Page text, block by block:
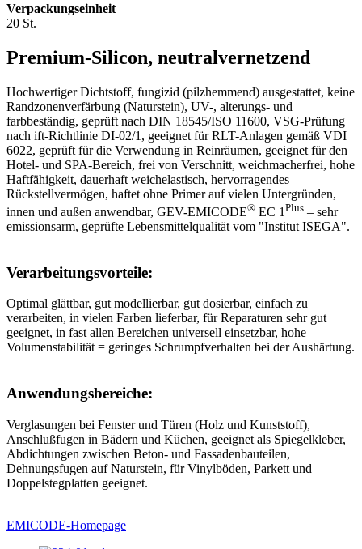
Verpackungseinheit
20 St.
Premium-Silicon, neutralvernetzend
Hochwertiger Dichtstoff, fungizid (pilzhemmend) ausgestattet, keine
Randzonenverfärbung (Naturstein), UV-, alterungs- und
farbbeständig, geprüft nach DIN 18545/ISO 11600, VSG-Prüfung
nach ift-Richtlinie DI-02/1, geeignet für RLT-Anlagen gemäß VDI
6022, geprüft für die Verwendung in Reinräumen, geeignet für den
Hotel- und SPA-Bereich, frei von Verschnitt, weichmacherfrei, hohe
Haftfähigkeit, dauerhaft weichelastisch, hervorragendes
Rückstellvermögen, haftet ohne Primer auf vielen Untergründen,
innen und außen anwendbar, GEV-EMICODE® EC 1 Plus – sehr
emissionsarm, geprüfte Lebensmittelqualität vom "Institut ISEGA".
Verarbeitungsvorteile:
Optimal glättbar, gut modellierbar, gut dosierbar, einfach zu
verarbeiten, in vielen Farben lieferbar, für Reparaturen sehr gut
geeignet, in fast allen Bereichen universell einsetzbar, hohe
Volumenstabilität = geringes Schrumpfverhalten bei der Aushärtung.
Anwendungsbereiche:
Verglasungen bei Fenster und Türen (Holz und Kunststoff),
Anschlußfugen in Bädern und Küchen, geeignet als Spiegelkleber,
Abdichtungen zwischen Beton- und Fassadenbauteilen,
Dehnungsfugen auf Naturstein, für Vinylböden, Parkett und
Doppelstegplatten geeignet.
EMICODE-Homepage